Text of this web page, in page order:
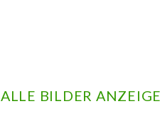
ALLE BILDER